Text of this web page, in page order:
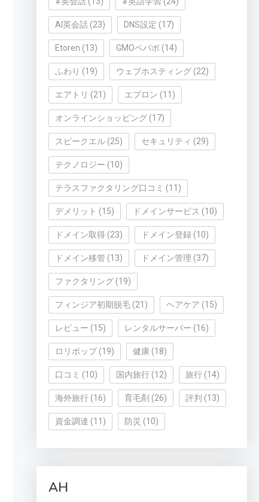
AI英会話(23) DNS設定 (17)
Etoren (13) GMOペパボ (14)
ふわり (19) ウェブホスティング(22)
エアトリ (21) エプロン (11)
オンラインショッピング(17)
スピークエル(25) セキュリティ (29)
テクノロジー (10)
テラスファクタリング口コミ (11)
デメリット (15) ドメインサービス (10)
ドメイン取得(23) ドメイン登録 (10)
ドメイン移管 (13) ドメイン管理 (37)
ファクタリング(19)
フィンジア初期脱毛(21) ヘアケア (15)
レビュー (15) レンタルサーバー (16)
ロリポップ(19) 健康(18)
口コミ (10) 国内旅行(12) 旅行(14)
海外旅行(16) 育毛剤 (26) 評判 (13)
資金調達 (11) 防災 (10)
AH